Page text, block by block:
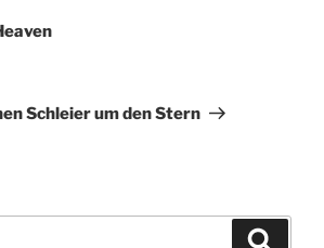
Schleier um den Stern